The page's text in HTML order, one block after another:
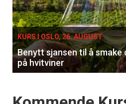
single
KURS I OSLO, 26. AUGUST
Benytt sjansen til å
på hvitviner
Events